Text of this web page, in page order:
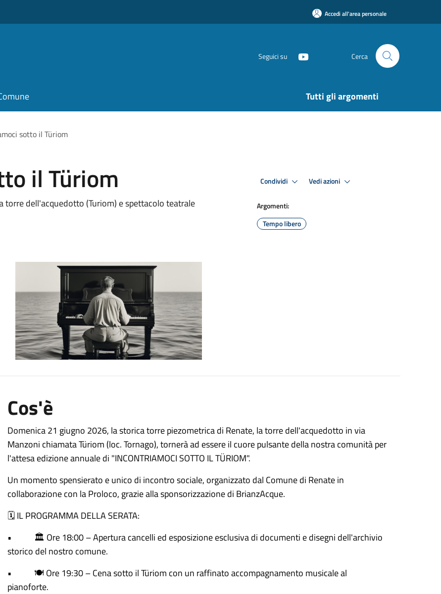
Accedi all'area personale
Seguici su Cerca
Tutti gli argomenti
sotto il Türiom
il Türiom
torre dell'acquedotto (Turiom) e spettacolo teatrale
Condividi Vedi azioni
Argomenti:
Tempo libero
Cos'è
Domenica 21 giugno 2026, la storica torre piezometrica di Renate, la torre dell'acquedotto in via
Manzoni chiamata Türiom (loc. Tornago), tornerà ad essere il cuore pulsante della nostra comunità per
l'attesa edizione annuale di "INCONTRIAMOCI SOTTO IL TÜRIOM".
Un momento spensierato e unico di incontro sociale, organizzato dal Comune di Renate in
collaborazione con la Proloco, grazie alla sponsorizzazione di BrianzAcque.
🗓️IL PROGRAMMA DELLA SERATA:
•
🏛️ Ore 18:00 – Apertura cancelli ed esposizione esclusiva di documenti e disegni dell'archivio
storico del nostro comune.
•
🍽️ Ore 19:30 – Cena sotto il Türiom con un raffinato accompagnamento musicale al
pianoforte.